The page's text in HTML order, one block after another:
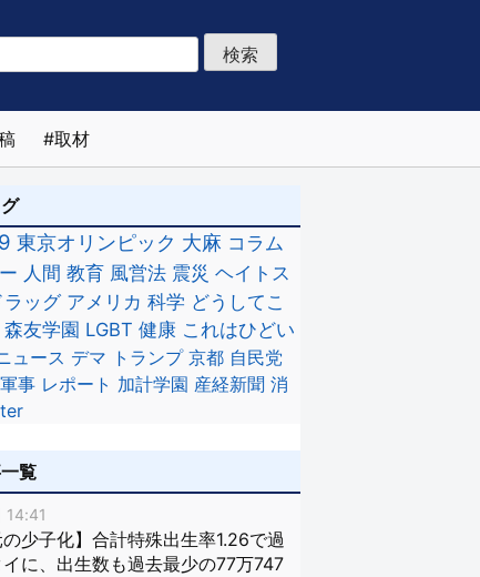
取材
東京オリンピック 大麻 コラム
人間 教育 風営法 震災 ヘイトス
ラッグ アメリカ 科学 どうしてこ
森友学園 LGBT 健康 これはひどい
ュース デマ トランプ 京都 自民党
軍事 レポート 加計学園 産経新聞 消
覧
14:41
の少子化】合計特殊出生率1.26で過
に、出生数も過去最少の77万747